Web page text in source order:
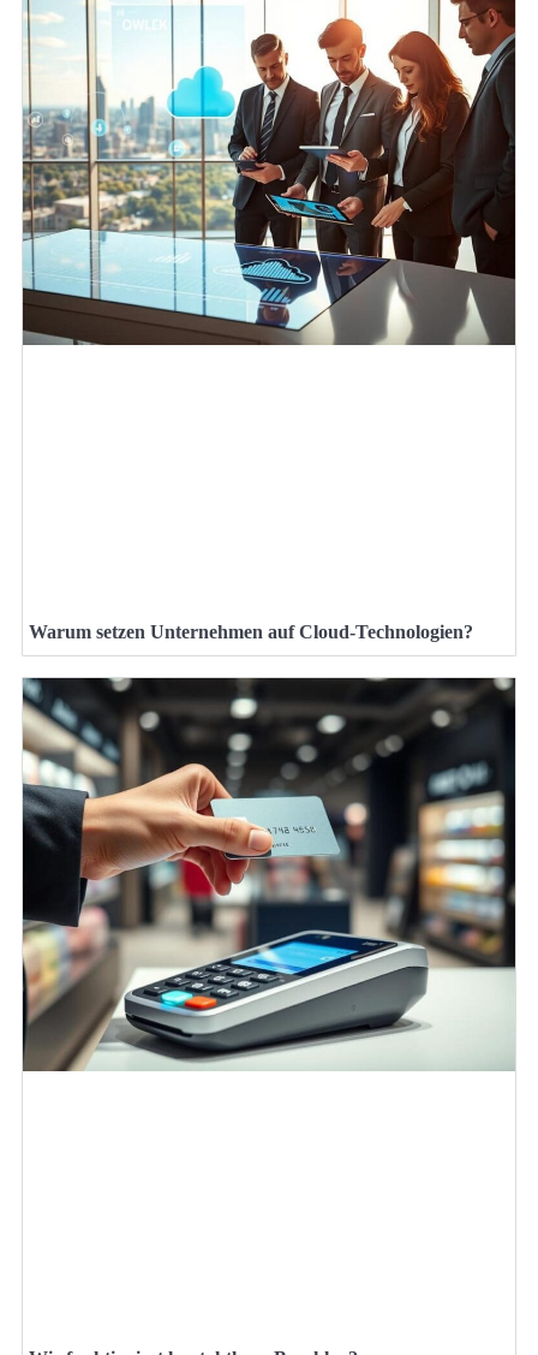
Warum setzen Unternehmen auf Cloud-Technologien?